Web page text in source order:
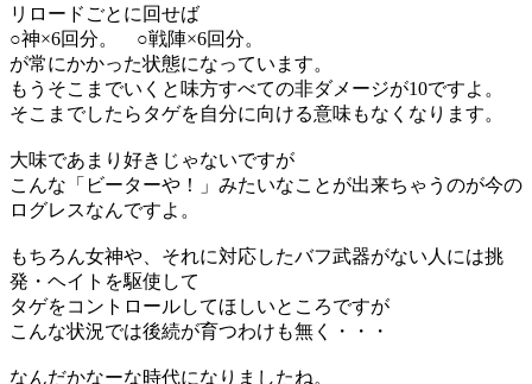
リロードごとに回せば
○神×6回分。 ○戦陣×6回分。
が常にかかった状態になっています。
もうそこまでいくと味方すべての非ダメージが10ですよ。
そこまでしたらタゲを自分に向ける意味もなくなります。
大味であまり好きじゃないですが
こんな「ビーターや！」みたいなことが出来ちゃうのが今の
ログレスなんですよ。
もちろん女神や、それに対応したバフ武器がない人には挑
発・ヘイトを駆使して
タゲをコントロールしてほしいところですが
こんな状況では後続が育つわけも無く・・・
なんだかなーな時代になりましたね。